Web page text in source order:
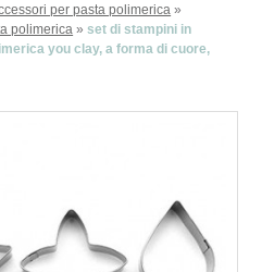
per pasta polimerica »
polimerica »set di stampini in
you clay, a forma di cuore,